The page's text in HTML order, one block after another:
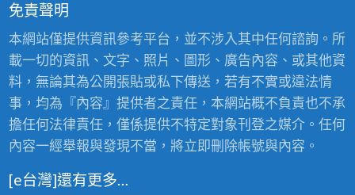
免責聲明
本網站僅提供資訊參考平台，並不涉入其中任何諮詢。所
載一切的資訊、文字、照片、圖形、廣告內容、或其他資
料，無論其為公開張貼或私下傳送，若有不實或違法情
事，均為『內容』提供者之責任，本網站概不負責也不承
擔任何法律責任，僅係提供不特定對象刊登之媒介。任何
內容一經舉報與發現不當，將立即刪除帳號與內容。
[e台灣]還有更多…